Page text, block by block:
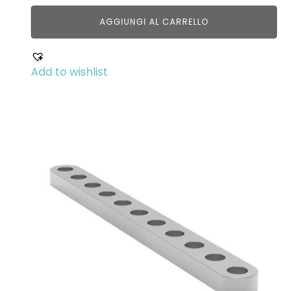
AGGIUNGI AL CARRELLO
Add to wishlist